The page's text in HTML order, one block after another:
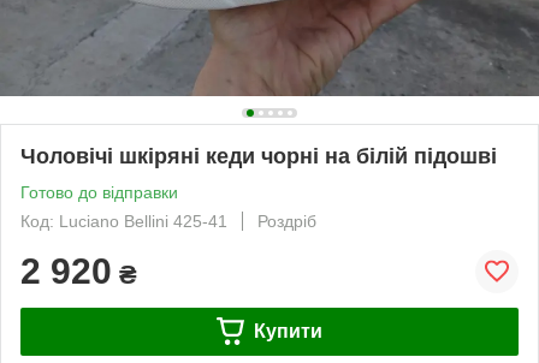
Чоловічі шкіряні кеди чорні на білій підошві
Готово до відправки
Код: Luciano Bellini 425-41
Роздріб
2 920 ₴
Купити